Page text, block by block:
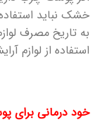
خشک نباید
به تاریخ مصرف
استفاده از لوازم
خود درمانی